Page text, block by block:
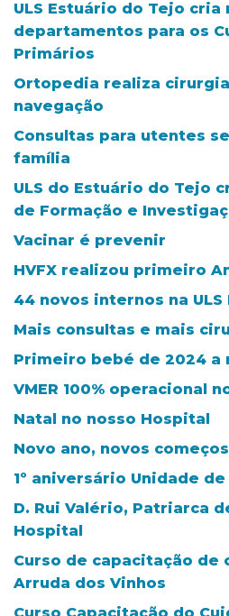
ULS Estuário do Tejo cria
departamentos para os
Primários
Ortopedia realiza
navegação
Consultas para utentes
família
ULS do Estuário do Tejo
de Formação e
Vacinar é prevenir
HVFX realizou primeiro
44 novos internos na
Mais consultas e mais
Primeiro bebé de 2024 a
VMER 100% operacional
Natal no nosso Hospital
Novo ano, novos começos
1º aniversário Unidade de
D. Rui Valério, Patriarca
Hospital
Curso de capacitação de
Arruda dos Vinhos